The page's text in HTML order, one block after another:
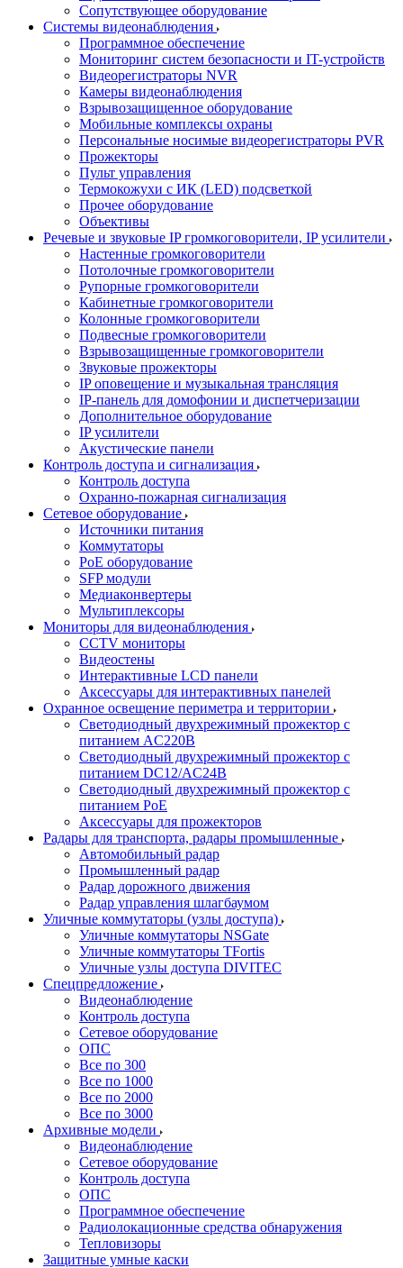
Сопутствующее оборудование
Системы видеонаблюдения
Программное обеспечение
Мониторинг систем безопасности и IT-устройств
Видеорегистраторы NVR
Камеры видеонаблюдения
Взрывозащищенное оборудование
Мобильные комплексы охраны
Персональные носимые видеорегистраторы PVR
Прожекторы
Пульт управления
Термокожухи с ИК (LED) подсветкой
Прочее оборудование
Объективы
Речевые и звуковые IP громкоговорители, IP усилители
Настенные громкоговорители
Потолочные громкоговорители
Рупорные громкоговорители
Кабинетные громкоговорители
Колонные громкоговорители
Подвесные громкоговорители
Взрывозащищенные громкоговорители
Звуковые прожекторы
IP оповещение и музыкальная трансляция
IP-панель для домофонии и диспетчеризации
Дополнительное оборудование
IP усилители
Акустические панели
Контроль доступа и сигнализация
Контроль доступа
Охранно-пожарная сигнализация
Сетевое оборудование
Источники питания
Коммутаторы
PoE оборудование
SFP модули
Медиаконвертеры
Мультиплексоры
Мониторы для видеонаблюдения
CCTV мониторы
Видеостены
Интерактивные LCD панели
Аксессуары для интерактивных панелей
Охранное освещение периметра и территории
Светодиодный двухрежимный прожектор с
питанием AC220В
Светодиодный двухрежимный прожектор с
питанием DC12/AC24В
Светодиодный двухрежимный прожектор с
питанием PoE
Аксессуары для прожекторов
Радары для транспорта, радары промышленные
Автомобильный радар
Промышленный радар
Радар дорожного движения
Радар управления шлагбаумом
Уличные коммутаторы (узлы доступа)
Уличные коммутаторы NSGate
Уличные коммутаторы TFortis
Уличные узлы доступа DIVITEC
Спецпредложение
Видеонаблюдение
Контроль доступа
Сетевое оборудование
ОПС
Все по 300
Все по 1000
Все по 2000
Все по 3000
Архивные модели
Видеонаблюдение
Сетевое оборудование
Контроль доступа
ОПС
Программное обеспечение
Радиолокационные средства обнаружения
Тепловизоры
Защитные умные каски